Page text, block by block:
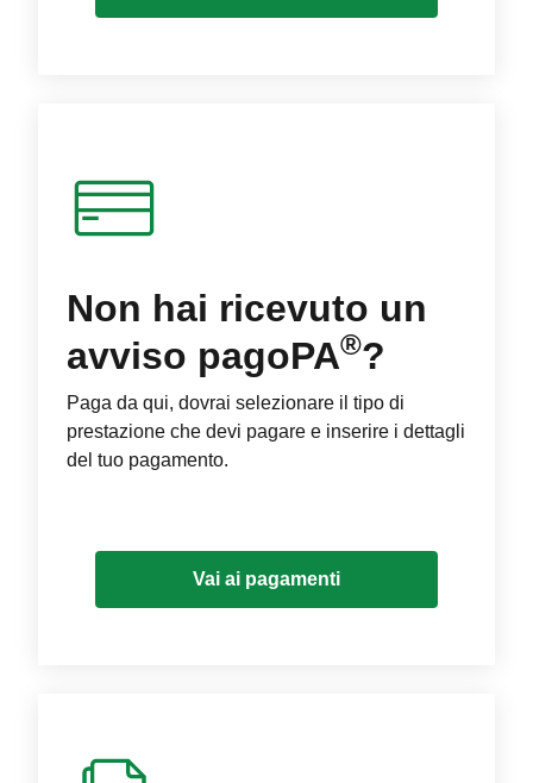
Non hai ricevuto un
avviso pagoPA®?
Paga da qui, dovrai selezionare il tipo di
prestazione che devi pagare e inserire i dettagli
del tuo pagamento.
Vai ai pagamenti